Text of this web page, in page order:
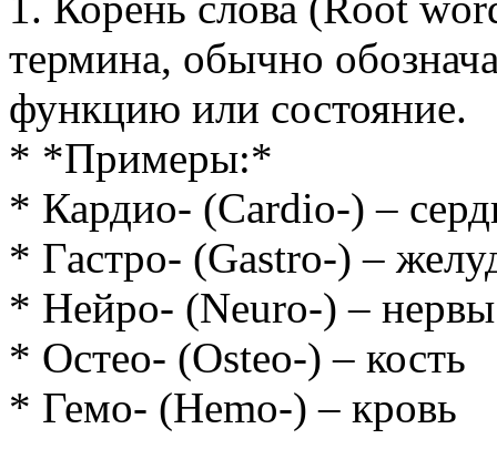
термина, обычно
функцию или состояние.
* *Примеры:*
* Кардио- (Cardio-) –
* Гастро- (Gastro-) –
* Нейро- (Neuro-) – нервы
* Остео- (Osteo-) – кость
* Гемо- (Hemo-) – кровь